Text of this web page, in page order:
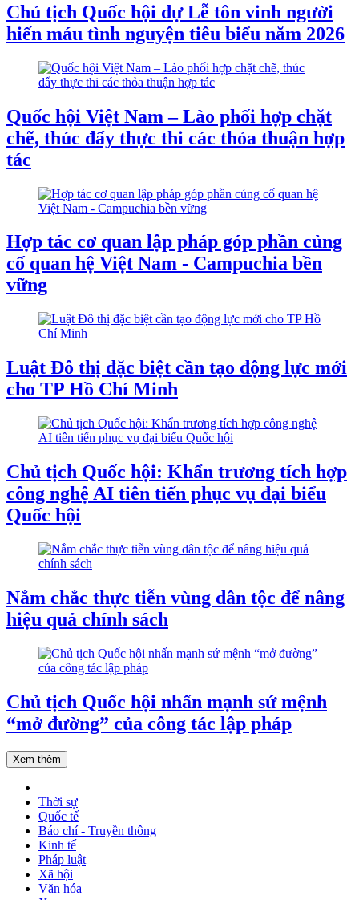
Chủ tịch Quốc hội dự Lễ tôn vinh người
hiến máu tình nguyện tiêu biểu năm 2026
Quốc hội Việt Nam – Lào phối hợp chặt
chẽ, thúc đẩy thực thi các thỏa thuận hợp
tác
Hợp tác cơ quan lập pháp góp phần củng
cố quan hệ Việt Nam - Campuchia bền
vững
Luật Đô thị đặc biệt cần tạo động lực mới
cho TP Hồ Chí Minh
Chủ tịch Quốc hội: Khẩn trương tích hợp
công nghệ AI tiên tiến phục vụ đại biểu
Quốc hội
Nắm chắc thực tiễn vùng dân tộc để nâng
hiệu quả chính sách
Chủ tịch Quốc hội nhấn mạnh sứ mệnh
“mở đường” của công tác lập pháp
Xem thêm
Thời sự
Quốc tế
Báo chí - Truyền thông
Kinh tế
Pháp luật
Xã hội
Văn hóa